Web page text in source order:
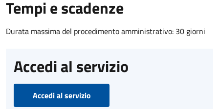
Tempi e scadenze
Durata massima del procedimento amministrativo: 30 giorni
Accedi al servizio
Accedi al servizio